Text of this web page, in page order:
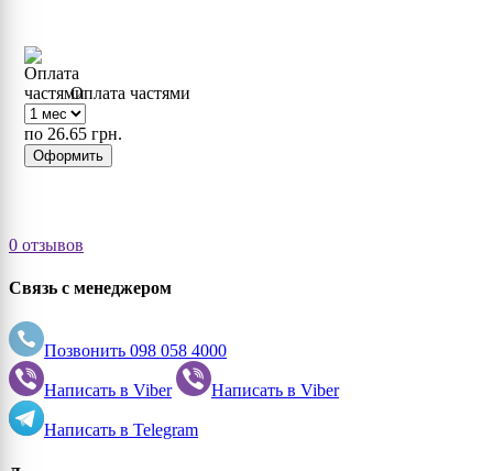
Оплата частями
по 26.65 грн.
Оформить
0 отзывов
Связь с менеджером
Позвонить 098 058 4000
Написать в Viber Написать в Viber
Написать в Telegram